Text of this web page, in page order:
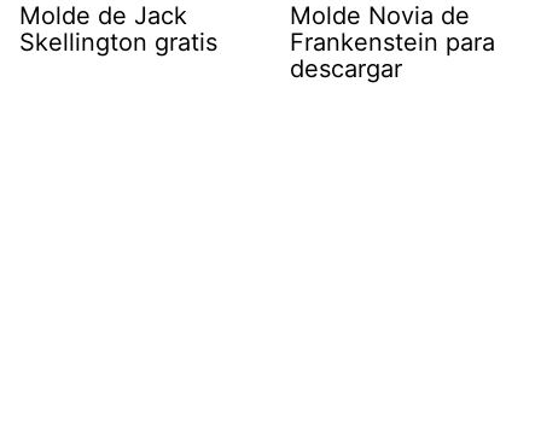
Molde de Jack
Skellington gratis
Molde Novia de
Frankenstein para
descargar